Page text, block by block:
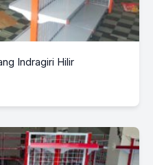
Indragiri Hilir